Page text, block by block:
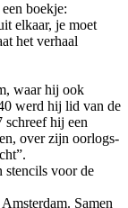
boekje:
elkaar, je moet
het verhaal
waar hij ook
werd hij lid van de
schreef hij een
over zijn oorlogs-
stencils voor de
Samen